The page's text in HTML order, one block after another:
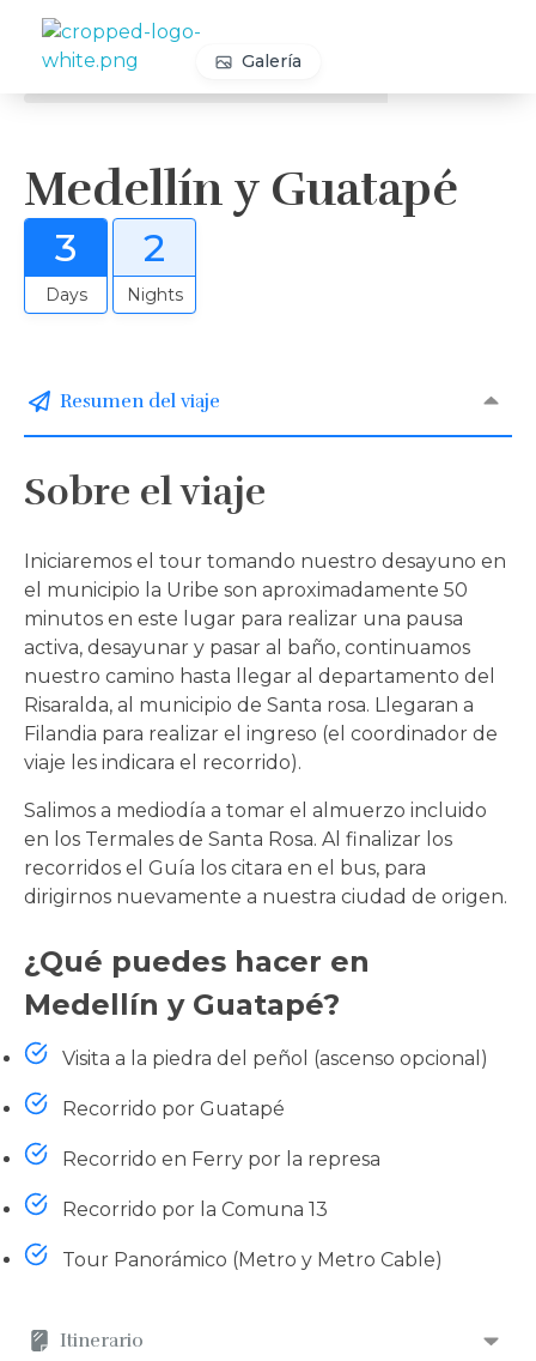
Travelea
Galería
Medellín y Guatapé
3
Days
2
Nights
Resumen del viaje
Itinerario
Sobre el viaje
Iniciaremos el tour tomando nuestro desayuno en
el municipio la Uribe son aproximadamente 50
minutos en este lugar para realizar una pausa
activa, desayunar y pasar al baño, continuamos
nuestro camino hasta llegar al departamento del
Risaralda, al municipio de Santa rosa. Llegaran a
Filandia para realizar el ingreso (el coordinador de
viaje les indicara el recorrido).
Salimos a mediodía a tomar el almuerzo incluido
en los Termales de Santa Rosa. Al finalizar los
recorridos el Guía los citara en el bus, para
dirigirnos nuevamente a nuestra ciudad de origen.
¿Qué puedes hacer en
Medellín y Guatapé?
Visita a la piedra del peñol (ascenso opcional)
Recorrido por Guatapé
Recorrido en Ferry por la represa
Recorrido por la Comuna 13
Tour Panorámico (Metro y Metro Cable)